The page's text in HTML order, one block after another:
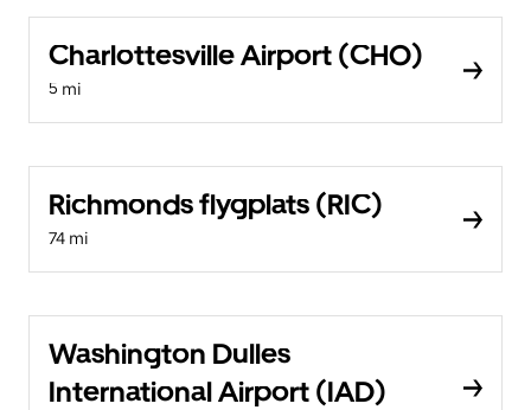
Charlottesville Airport (CHO)
5 mi
Richmonds flygplats (RIC)
74 mi
Washington Dulles
International Airport (IAD)